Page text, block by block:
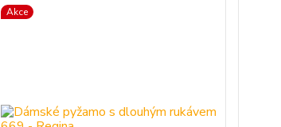
Akce